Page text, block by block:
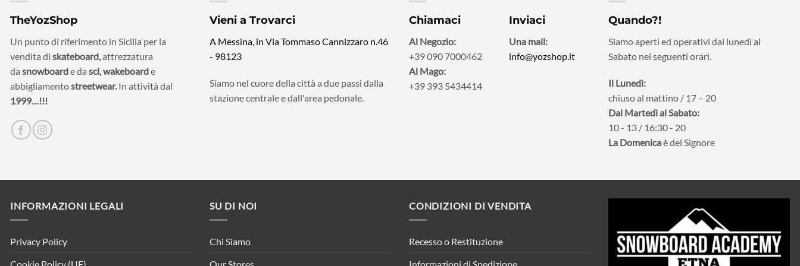
TheYozShop
Un punto di riferimento in Sicilia per la
vendita di skateboard,attrezzatura
da snowboarde da sci,wakeboarde
abbigliamentostreetwear. In attività dal
1999…!!!
Vieni a Trovarci
A Messina, in Via Tommaso Cannizzaro n.46
- 98123
Siamo nel cuore della città a due passi dalla
stazione centrale e dall'area pedonale.
Chiamaci
Al Negozio:
+39 090 7000462
Al Mago:
+39 393 5434414
Inviaci
Una mail:
info@yozshop.it
Quando?!
Siamo aperti ed operativi dal lunedì al
Sabato nei seguenti orari.
Il Lunedì:
chiuso al mattino / 17 – 20
Dal Martedì al Sabato:
10 - 13 / 16:30 - 20
La Domenicaè del Signore
INFORMAZIONI LEGALI
Privacy Policy
SU DI NOI
Chi Siamo
CONDIZIONI DI VENDITA
Recesso o Restituzione